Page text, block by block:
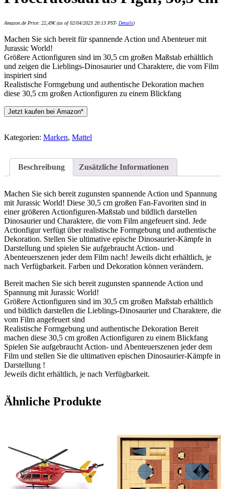
Amazon.de Price: 22,49€(as of 02/04/2023 20:13 PST- Details)
Machen Sie sich bereit für spannende Action und Abenteuer mit
Jurassic World!
Größere Actionfiguren sind im 30,5 cm großen Maßstab erhältlich
und zeigen die Lieblings-Dinosaurier und Charaktere, die vom Film
inspiriert sind
Realistische Formgebung und authentische Dekoration machen
diese 30,5 cm großen Actionfiguren zu einem Blickfang
Jetzt kaufen bei Amazon*
Kategorien: Marken, Mattel
Beschreibung Zusätzliche Informationen
Machen Sie sich bereit zugunsten spannende Action und Spannung
mit Jurassic World! Diese 30,5 cm großen Fan-Favoriten sind in
einer größeren Actionfiguren-Maßstab und bildlich darstellen
Dinosaurier und Charaktere, die vom Film angefeuert sind. Jede
Actionfigur verfügt über realistische Formgebung und authentische
Dekoration. Stellen Sie ultimative epische Dinosaurier-Kämpfe in
Darstellung und spielen Sie aufgebraucht Action- und
Abenteuerszenen jeder dem Film nach! Jeweils dicht erhältlich, je
nach Verfügbarkeit. Farben und Dekoration können verändern.
Bereit machen Sie sich bereit zugunsten spannende Action und
Spannung mit Jurassic World!
Größere Actionfiguren sind im 30,5 cm großen Maßstab erhältlich
und bildlich darstellen die Lieblings-Dinosaurier und Charaktere, die
vom Film angefeuert sind
Realistische Formgebung und authentische Dekoration Bereit
machen diese 30,5 cm großen Actionfiguren zu einem Blickfang
Spielen Sie aufgebraucht Action- und Abenteuerszenen jeder dem
Film und stellen Sie die ultimativen epischen Dinosaurier-Kämpfe in
Darstellung !
Jeweils dicht erhältlich, je nach Verfügbarkeit.
Ähnliche Produkte